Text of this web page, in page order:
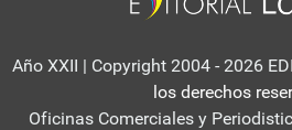
Año XXII | Copyright 2004 - 2026
los derechos
Oficinas Comerciales y